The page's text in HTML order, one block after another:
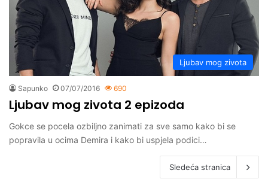
Ljubav mog zivota
Sapunko 07/07/2016 690
Ljubav mog zivota 2 epizoda
Gokce se pocela ozbiljno zanimati za sve samo kako bi se
popravila u ocima Demira i kako bi uspjela podici…
Sledeća stranica